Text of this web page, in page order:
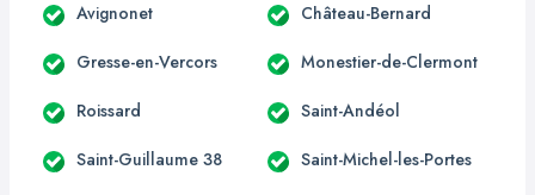
Avignonet Château-Bernard
Gresse-en-Vercors Monestier-de-Clermont
Roissard Saint-Andéol
Saint-Guillaume 38 Saint-Michel-les-Portes